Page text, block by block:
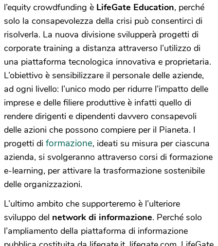
l’equity crowdfunding è LifeGate Education, perché
solo la consapevolezza della crisi può consentirci di
risolverla. La nuova divisione svilupperà progetti di
corporate training a distanza attraverso l’utilizzo di
una piattaforma tecnologica innovativa e proprietaria.
L’obiettivo è sensibilizzare il personale delle aziende,
ad ogni livello: l’unico modo per ridurre l’impatto delle
imprese e delle filiere produttive è infatti quello di
rendere dirigenti e dipendenti davvero consapevoli
delle azioni che possono compiere per il Pianeta. I
progetti di formazione, ideati su misura per ciascuna
azienda, si svolgeranno attraverso corsi di formazione
e-learning, per attivare la trasformazione sostenibile
delle organizzazioni.
L’ultimo ambito che supporteremo è l’ulteriore
sviluppo del network di informazione. Perché solo
l’ampliamento della piattaforma di informazione